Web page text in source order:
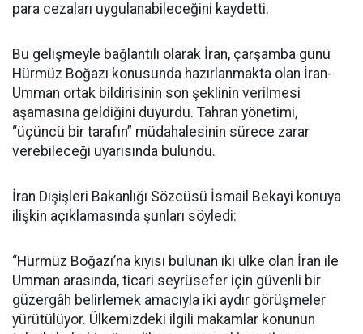
para cezaları uygulanabileceğini kaydetti.
Bu gelişmeyle bağlantılı olarak İran, çarşamba günü
Hürmüz Boğazı konusunda hazırlanmakta olan İran-
Umman ortak bildirisinin son şeklinin verilmesi
aşamasına geldiğini duyurdu. Tahran yönetimi,
“üçüncü bir tarafın” müdahalesinin sürece zarar
verebileceği uyarısında bulundu.
İran Dışişleri Bakanlığı Sözcüsü İsmail Bekayi konuya
ilişkin açıklamasında şunları söyledi:
“Hürmüz Boğazı’na kıyısı bulunan iki ülke olan İran ile
Umman arasında, ticari seyrüsefer için güvenli bir
güzergâh belirlemek amacıyla iki aydır görüşmeler
yürütülüyor. Ülkemizdeki ilgili makamlar konunun